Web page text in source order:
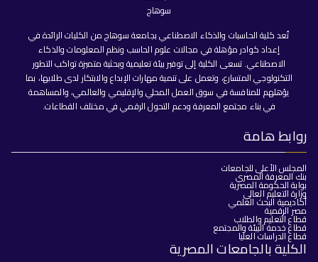
تُعد كلية الحاسبات والذكاء الاصطناعي بجامعة سوهاج من الكليات الرائدة في
إعداد كوادر مؤهلة في مجالات علوم الحاسب ونظم المعلومات والذكاء
الاصطناعي. تسعى الكلية إلى توفير بيئة تعليمية وبحثية متميزة تواكب التطور
التكنولوجي المتسارع، وتعمل على تنمية مهارات الإبداع والابتكار لدى طلابها، بما
يؤهلهم للمنافسة في سوق العمل المحلي والإقليمي والعالمي، والمساهمة
في بناء مجتمع المعرفة ودعم التحول الرقمي في مختلف القطاعات.
روابط هامة
المجلس الأعلى للجامعات
بنك المعرفة المصري
بوابة الحكومة المصرية
وزارة التعليم العالي
أكاديمية البحث العلمي
مصر الرقمية
قطاع التعليم والطلاب
قطاع خدمة البيئة والمجتمع
قطاع الدراسات العليا
الكلية بالجامعات المصرية